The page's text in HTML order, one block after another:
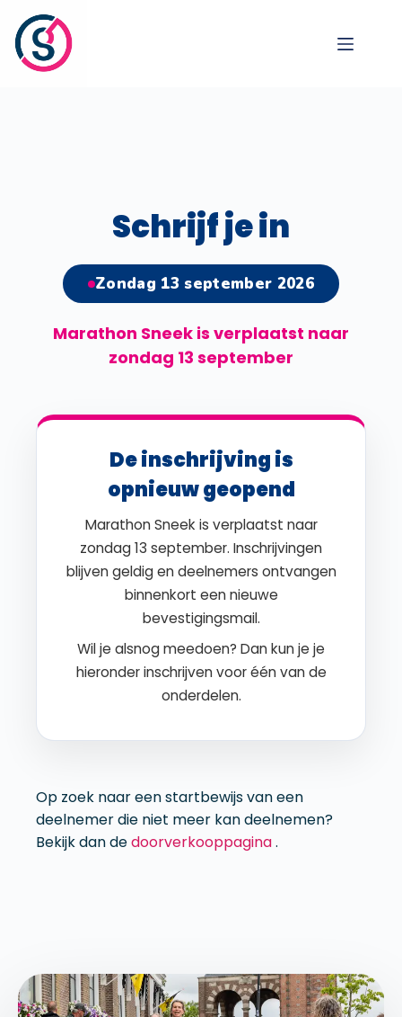
Schrijf je in
Zondag 13 september 2026
Marathon Sneek is verplaatst naar
zondag 13 september
De inschrijving is
opnieuw geopend
Marathon Sneek is verplaatst naar
zondag 13 september. Inschrijvingen
blijven geldig en deelnemers ontvangen
binnenkort een nieuwe
bevestigingsmail.
Wil je alsnog meedoen? Dan kun je je
hieronder inschrijven voor één van de
onderdelen.
Op zoek naar een startbewijs van een
deelnemer die niet meer kan deelnemen?
Bekijk dan dedoorverkooppagina.